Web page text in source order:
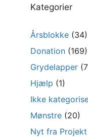
Kategorier
Årsblokke (34)
Donation (169)
Grydelapper
Hjælp (1)
Ikke
Mønstre (20)
Nyt fra